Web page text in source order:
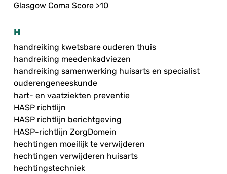
Glasgow Coma Score >10
H
handreiking kwetsbare ouderen thuis
handreiking meedenkadviezen
handreiking samenwerking huisarts en specialist
ouderengeneeskunde
hart- en vaatziekten preventie
HASP richtlijn
HASP richtlijn berichtgeving
HASP-richtlijn ZorgDomein
hechtingen moeilijk te verwijderen
hechtingen verwijderen huisarts
hechtingstechniek